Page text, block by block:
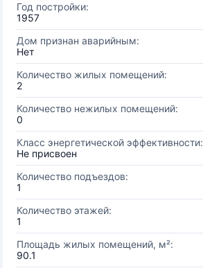
Год постройки:
1957
Дом признан аварийным:
Нет
Количество жилых помещений:
2
Количество нежилых помещений:
0
Класс энергетической эффективности:
Не присвоен
Количество подъездов:
1
Количество этажей:
1
Площадь жилых помещений, м²:
90.1